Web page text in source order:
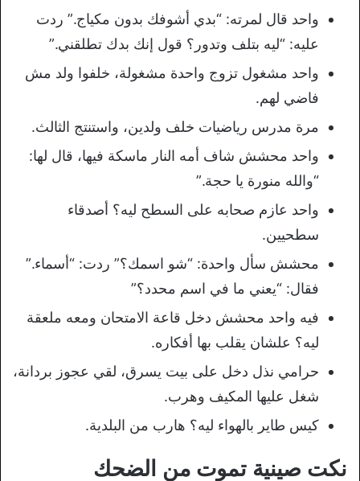
واحد قال لمرته: “بدي أشوفك بدون مكياج.” ردت
عليه: “ليه بتلف وتدور؟ قول إنك بدك تطلقني.”
واحد مشغول تزوج واحدة مشغولة، خلفوا ولد مش
فاضي لهم.
مرة مدرس رياضيات خلف ولدين، واستنتج الثالث.
واحد محشش شاف أمه النار ماسكة فيها، قال لها:
“والله منورة يا حجة.”
واحد عازم صحابه على السطح ليه؟ أصدقاء
سطحيين.
محشش سأل واحدة: “شو اسمك؟” ردت: “أسماء.”
فقال: “يعني ما في اسم محدد؟”
فيه واحد محشش دخل قاعة الامتحان ومعه ملعقة
ليه؟ علشان يقلب بها أفكاره.
حرامي نذل دخل على بيت يسرق، لقي عجوز بردانة،
شغل عليها المكيف وهرب.
كيس طاير بالهواء ليه؟ هارب من البلدية.
نكت صينية تموت من الضحك